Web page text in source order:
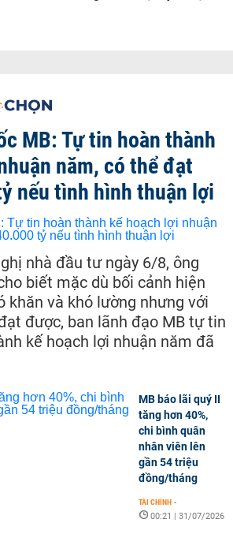
MB: Tự tin hoàn thành
năm, có thể đạt
nếu tình hình thuận lợi
nhà đầu tư ngày 6/8, ông
biết mặc dù bối cảnh hiện
khăn và khó lường nhưng với
được, ban lãnh đạo MB tự tin
kế hoạch lợi nhuận năm đã
MB báo lãi quý II
tăng hơn 40%,
chi bình quân
nhân viên lên
gần 54 triệu
đồng/tháng
TÀI CHÍNH -
00:21 | 31/07/2026